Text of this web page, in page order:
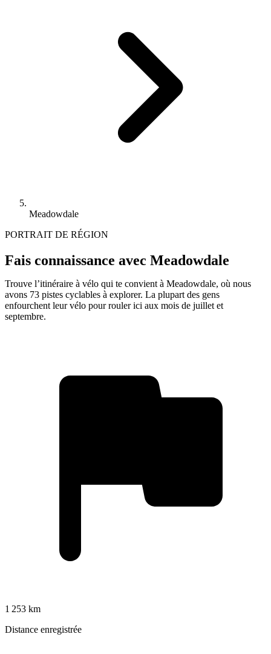
Meadowdale
PORTRAIT DE RÉGION
Fais connaissance avec Meadowdale
Trouve l’itinéraire à vélo qui te convient à Meadowdale, où nous
avons 73 pistes cyclables à explorer. La plupart des gens
enfourchent leur vélo pour rouler ici aux mois de juillet et
septembre.
1 253 km
Distance enregistrée